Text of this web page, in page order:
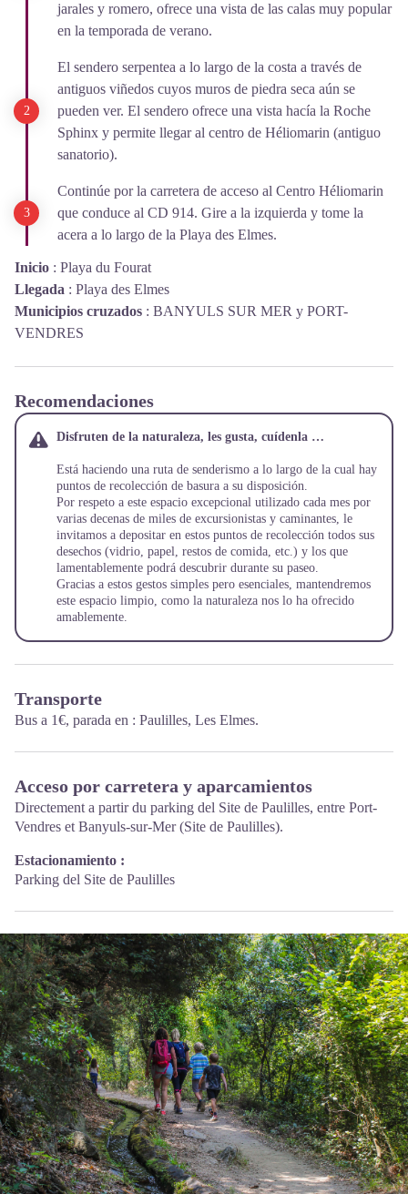
jarales y romero, ofrece una vista de las calas muy popular
en la temporada de verano.
El sendero serpentea a lo largo de la costa a través de
antiguos viñedos cuyos muros de piedra seca aún se
pueden ver. El sendero ofrece una vista hacía la Roche
Sphinx y permite llegar al centro de Héliomarin (antiguo
sanatorio).
Continúe por la carretera de acceso al Centro Héliomarin
que conduce al CD 914. Gire a la izquierda y tome la
acera a lo largo de la Playa des Elmes.
Inicio : Playa du Fourat
Llegada : Playa des Elmes
Municipios cruzados : BANYULS SUR MER y PORT-
VENDRES
Recomendaciones
Disfruten de la naturaleza, les gusta, cuídenla …
Está haciendo una ruta de senderismo a lo largo de la cual hay
puntos de recolección de basura a su disposición.
Por respeto a este espacio excepcional utilizado cada mes por
varias decenas de miles de excursionistas y caminantes, le
invitamos a depositar en estos puntos de recolección todos sus
desechos (vidrio, papel, restos de comida, etc.) y los que
lamentablemente podrá descubrir durante su paseo.
Gracias a estos gestos simples pero esenciales, mantendremos
este espacio limpio, como la naturaleza nos lo ha ofrecido
amablemente.
Transporte
Bus a 1€, parada en : Paulilles, Les Elmes.
Acceso por carretera y aparcamientos
Directement a partir du parking del Site de Paulilles, entre Port-
Vendres et Banyuls-sur-Mer (Site de Paulilles).
Estacionamiento :
Parking del Site de Paulilles